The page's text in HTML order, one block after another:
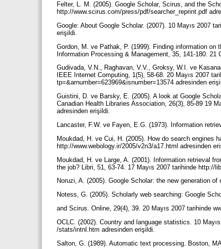
Felter, L. M. (2005). Google Scholar, Scirus, and the
http://www.scirus.com/press/pdf/searcher_reprint.pdf
Google: About Google Scholar. (2007). 10 Mayıs 2007
erişildi.
Gordon, M. ve Pathak, P. (1999). Finding information
Information Processing & Management, 35, 141-180.
Gudivada, V.N., Raghavan, V.V., Groksy, W.I. ve
IEEE Internet Computing, 1(5), 58-68. 20 Mayıs 2007
tp=&arnumber=623969&isnumber=13574 adresinden
Guistini, D. ve Barsky, E. (2005). A look at Google
Canadian Health Libraries Association, 26(3), 85-89 19
adresinden erişildi.
Lancaster, F.W. ve Fayen, E.G. (1973). Information
Moukdad, H. ve Cui, H. (2005). How do search engines
http://www.webology.ir/2005/v2n3/a17.html adresinden
Moukdad, H. ve Large, A. (2001). Information retrieval
the job? Libri, 51, 63-74. 17 Mayıs 2007 tarihinde http://
Noruzi, A. (2005). Google Scholar: the new generation
Notess, G. (2005). Scholarly web searching: Google
and Scirus. Online, 29(4), 39. 20 Mayıs 2007 tarihinde
OCLC. (2002). Country and language statistics. 10
/stats/intnl.htm adresinden erişildi.
Salton, G. (1989). Automatic text processing. Boston,